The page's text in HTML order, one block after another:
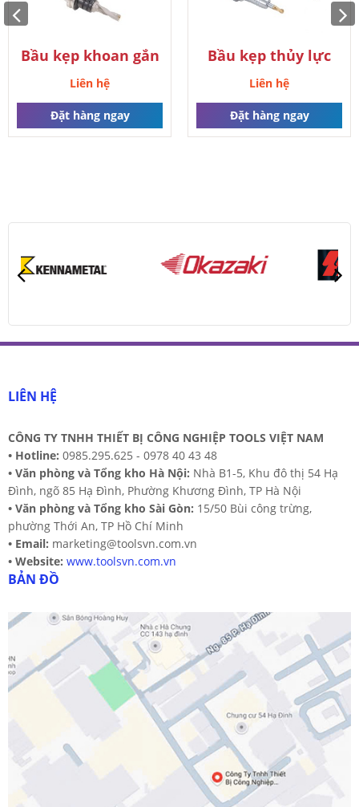
Liên hệ
Bầu kẹp mũi khoan
Liên hệ
Đặt hàng ngay
Bầu kẹp khoan gắn
Liên hệ
Đặt hàng ngay
Bầu kẹp thủy lực
Liên hệ
Đặt hàng ngay
LIÊN HỆ
CÔNG TY TNHH THIẾT BỊ CÔNG NGHIỆP TOOLS VIỆT NAM
• Hotline: 0985.295.625 - 0978 40 43 48
• Văn phòng và Tổng kho Hà Nội: Nhà B1-5, Khu đô thị 54 Hạ
Đình, ngõ 85 Hạ Đình, Phường Khương Đình, TP Hà Nội
• Văn phòng và Tổng kho Sài Gòn: 15/50 Bùi công trừng,
phường Thới An, TP Hồ Chí Minh
• Email: marketing@toolsvn.com.vn
• Website: www.toolsvn.com.vn
BẢN ĐỒ